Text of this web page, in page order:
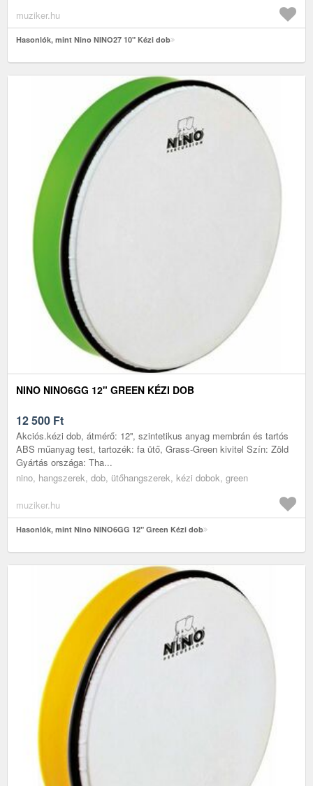
muziker.hu
Hasonlók, mint Nino NINO27 10" Kézi dob
NINO NINO6GG 12" GREEN KÉZI DOB
12 500 Ft
Akciós.kézi dob, átmérő: 12'', szintetikus anyag membrán és tartós
ABS műanyag test, tartozék: fa ütő, Grass-Green kivitel Szín: Zöld
Gyártás országa: Tha...
nino, hangszerek, dob, ütőhangszerek, kézi dobok, green
muziker.hu
Hasonlók, mint Nino NINO6GG 12" Green Kézi dob